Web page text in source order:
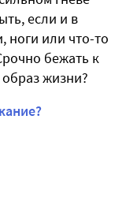
если и в
ноги или что-то
бежать к
жизни?